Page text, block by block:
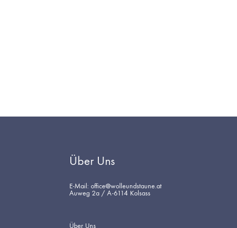
Über Uns
E-Mail: office@wolleundstaune.at
Auweg 2a / A-6114 Kolsass
Über Uns